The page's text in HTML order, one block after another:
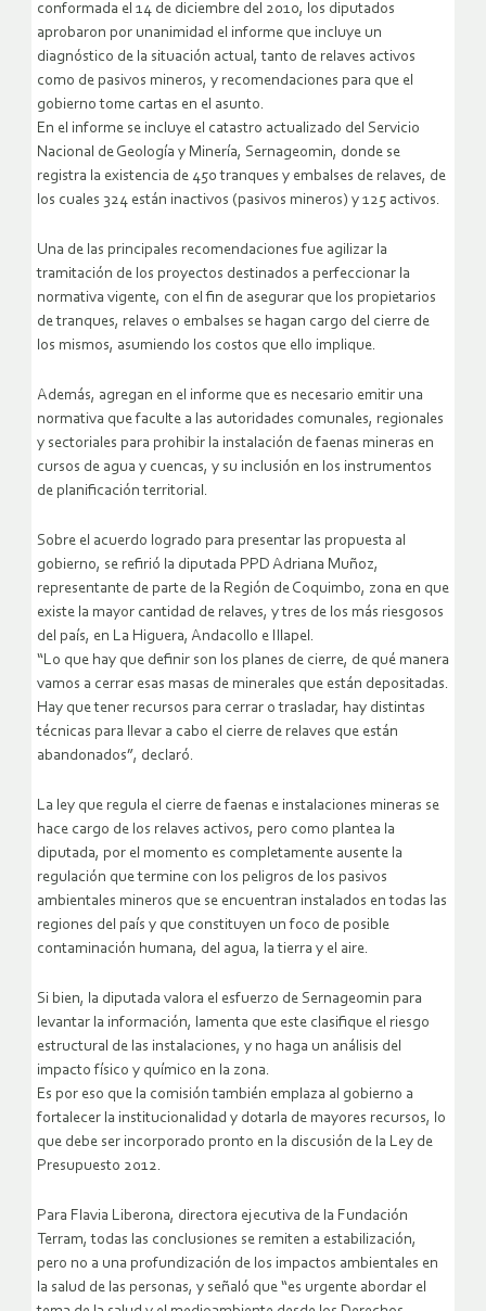
conformada el 14 de diciembre del 2010, los diputados
aprobaron por unanimidad el informe que incluye un
diagnóstico de la situación actual, tanto de relaves activos
como de pasivos mineros, y recomendaciones para que el
gobierno tome cartas en el asunto.
En el informe se incluye el catastro actualizado del Servicio
Nacional de Geología y Minería, Sernageomin, donde se
registra la existencia de 450 tranques y embalses de relaves, de
los cuales 324 están inactivos (pasivos mineros) y 125 activos.
Una de las principales recomendaciones fue agilizar la
tramitación de los proyectos destinados a perfeccionar la
normativa vigente, con el fin de asegurar que los propietarios
de tranques, relaves o embalses se hagan cargo del cierre de
los mismos, asumiendo los costos que ello implique.
Además, agregan en el informe que es necesario emitir una
normativa que faculte a las autoridades comunales, regionales
y sectoriales para prohibir la instalación de faenas mineras en
cursos de agua y cuencas, y su inclusión en los instrumentos
de planificación territorial.
Sobre el acuerdo logrado para presentar las propuesta al
gobierno, se refirió la diputada PPD Adriana Muñoz,
representante de parte de la Región de Coquimbo, zona en que
existe la mayor cantidad de relaves, y tres de los más riesgosos
del país, en La Higuera, Andacollo e Illapel.
“Lo que hay que definir son los planes de cierre, de qué manera
vamos a cerrar esas masas de minerales que están depositadas.
Hay que tener recursos para cerrar o trasladar, hay distintas
técnicas para llevar a cabo el cierre de relaves que están
abandonados”, declaró.
La ley que regula el cierre de faenas e instalaciones mineras se
hace cargo de los relaves activos, pero como plantea la
diputada, por el momento es completamente ausente la
regulación que termine con los peligros de los pasivos
ambientales mineros que se encuentran instalados en todas las
regiones del país y que constituyen un foco de posible
contaminación humana, del agua, la tierra y el aire.
Si bien, la diputada valora el esfuerzo de Sernageomin para
levantar la información, lamenta que este clasifique el riesgo
estructural de las instalaciones, y no haga un análisis del
impacto físico y químico en la zona.
Es por eso que la comisión también emplaza al gobierno a
fortalecer la institucionalidad y dotarla de mayores recursos, lo
que debe ser incorporado pronto en la discusión de la Ley de
Presupuesto 2012.
Para Flavia Liberona, directora ejecutiva de la Fundación
Terram, todas las conclusiones se remiten a estabilización,
pero no a una profundización de los impactos ambientales en
la salud de las personas, y señaló que “es urgente abordar el